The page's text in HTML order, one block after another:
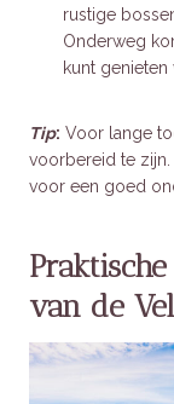
rustige
Onderweg
kunt
Tip: Voor lange
voorbereid te zijn.
voor een goed
van de